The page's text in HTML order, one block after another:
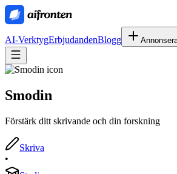
AI-VerktygErbjudandenBlogg
Smodin
Förstärk ditt skrivande och din forskning
Skriva
•